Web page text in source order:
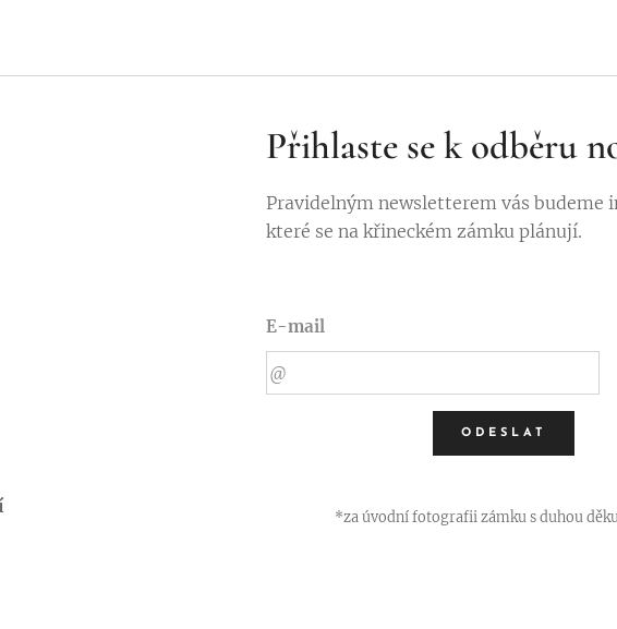
Přihlaste se k odběru
Pravidelným newsletterem vás budeme
které se na křineckém zámku plánují.
E-mail
ODESLAT
*za úvodní fotografii zámku s duhou